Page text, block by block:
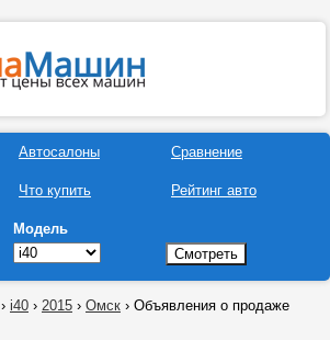
Автосалоны
Что купить
Сравнение
Рейтинг авто
Модель
› i40 › 2015 › Омск › Объявления о продаже